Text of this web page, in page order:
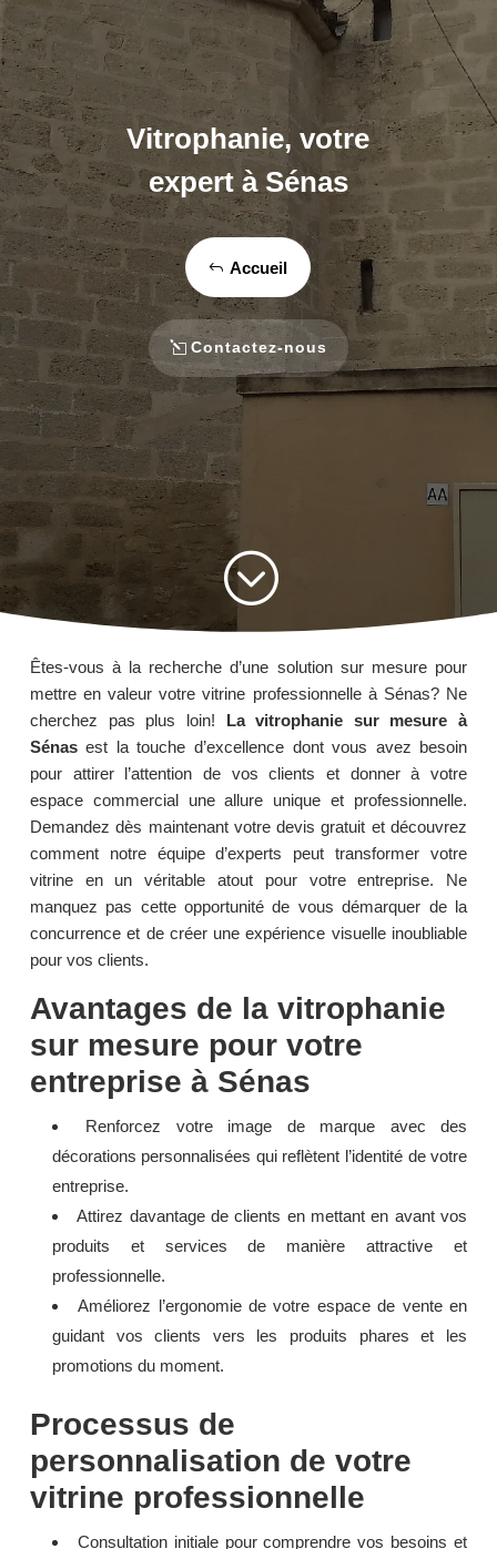
Vitrophanie, votre
expert à Sénas
Accueil
Contactez-nous
;
Êtes-vous à la recherche d’une solution sur mesure pour
mettre en valeur votre vitrine professionnelle à Sénas? Ne
cherchez pas plus loin! La vitrophanie sur mesure à
Sénasest la touche d’excellence dont vous avez besoin
pour attirer l’attention de vos clients et donner à votre
espace commercial une allure unique et professionnelle.
Demandez dès maintenant votre devis gratuit et découvrez
comment notre équipe d’experts peut transformer votre
vitrine en un véritable atout pour votre entreprise. Ne
manquez pas cette opportunité de vous démarquer de la
concurrence et de créer une expérience visuelle inoubliable
pour vos clients.
Avantages de la vitrophanie
sur mesure pour votre
entreprise à Sénas
Renforcez votre image de marque avec des
décorations personnalisées qui reflètent l’identité de votre
entreprise.
Attirez davantage de clients en mettant en avant vos
produits et services de manière attractive et
professionnelle.
Améliorez l’ergonomie de votre espace de vente en
guidant vos clients vers les produits phares et les
promotions du moment.
Processus de
personnalisation de votre
vitrine professionnelle
Consultation initiale pour comprendre vos besoins et